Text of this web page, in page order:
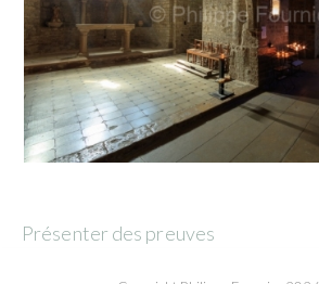
Présenter des preuves